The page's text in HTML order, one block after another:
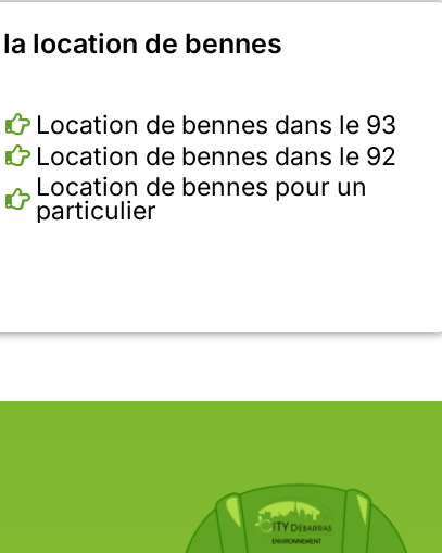
location de bennes
Location de bennes dans le 93
Location de bennes dans le 92
Location de bennes pour un
particulier